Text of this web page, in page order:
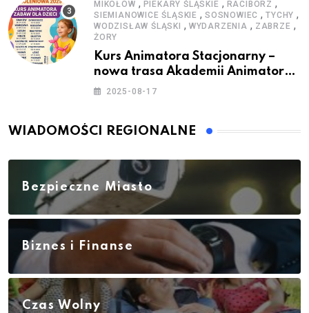
MIKOŁÓW , PIEKARY ŚLĄSKIE , RACIBÓRZ ,
SIEMIANOWICE ŚLĄSKIE ,SOSNOWIEC ,TYCHY ,
WODZISŁAW ŚLĄSKI , WYDARZENIA , ZABRZE ,
ŻORY
Kurs Animatora Stacjonarny –
nowa trasa Akademii Animatora
– jesień 2025
2025-08-17
WIADOMOŚCI REGIONALNE
Bezpieczne Miasto
Biznes i Finanse
Czas Wolny